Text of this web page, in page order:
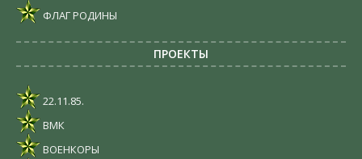
ФЛАГ РОДИНЫ
ПРОЕКТЫ
22.11.85.
ВМК
ВОЕНКОРЫ